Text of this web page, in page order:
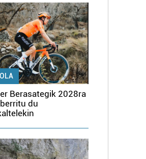
Berasategik 2028ra
du